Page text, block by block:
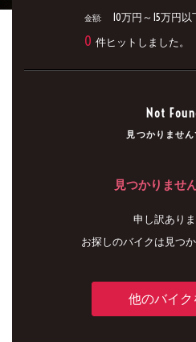
金額: 10万円～15万円以
0 件ヒットしました。
Not
見つかりません
見つかりませ
申し訳ありま
お探しのバイクは見つ
他のバイク